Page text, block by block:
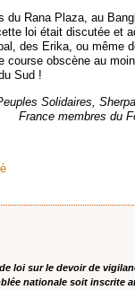
Rana Plaza, au
loi était discutée et
des Erika, ou même
course obscène au
Sud !
Solidaires,
France membres du
loi sur le devoir de
nationale soit inscrite